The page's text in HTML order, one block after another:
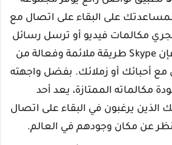
على البقاء على اتصال مع
مكالمات فيديو أو ترسل رسائل
أو تشارك الملفات، فإن Skype طريقة ملائمة وفعالة من
مع أحبائك أو زملائك. بفضل واجهته
مكالماته الممتازة، يعد أحد
الذين يرغبون في البقاء على اتصال
عن مكان وجودهم في العالم.